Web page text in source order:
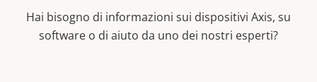
Hai bisogno di informazioni sui dispositivi Axis, su
software o di aiuto da uno dei nostri esperti?